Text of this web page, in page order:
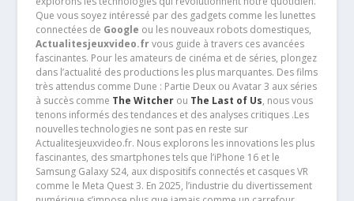
Que vous soyez intéressé par des gadgets comme les lunettes
connectées de Google ou les nouveaux robots domestiques,
Actualitesjeuxvideo.frvous guide à travers ces avancées
fascinantes. Pour les amateurs de cinéma et de séries, plongez
dans l’actualité des productions les plus marquantes. Des films
très attendus comme Dune : Partie Deux ou Avatar 3 aux séries
à succès comme The Witcherou The Last of Us, nous vous
tenons informés des tendances et des analyses critiques .Les
nouvelles technologies ne sont pas en reste sur
Actualitesjeuxvideo.fr. Nous explorons les innovations les plus
fascinantes, des smartphones tels que l’iPhone 16 et le
Samsung Galaxy S24, aux dispositifs connectés et casques VR
comme le Meta Quest 3. En 2025, l’industrie du divertissement